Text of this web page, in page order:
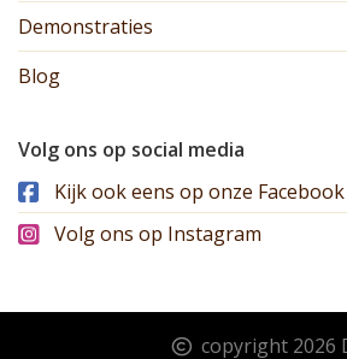
Demonstraties
Blog
Volg ons op social media
Kijk ook eens op onze
Volg ons op Instagram
copyright 2026